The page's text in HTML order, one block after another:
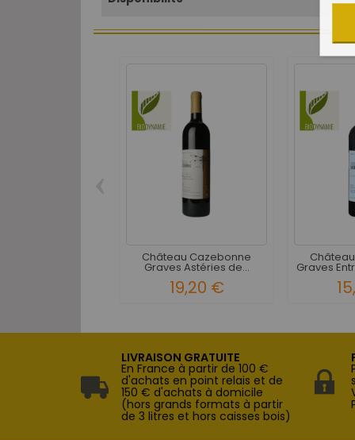
Château Cazebonne
Graves Astéries de...
19,20 €
Graves
LIVRAISON GRATUITE
En France à partir de 100 €
d'achats en point relais et de
150 € d'achats à domicile
(hors grands formats à partir
de 3 litres et hors caisses bois)